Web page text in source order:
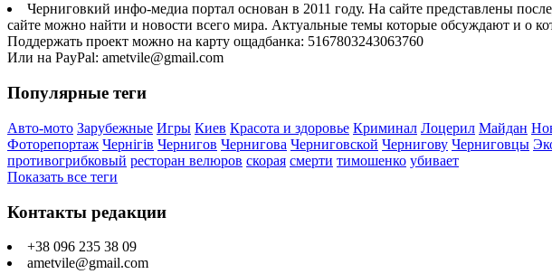
Черниговкий инфо-медиа портал основан в 2011 году. На сайте представлены
сайте можно найти и новости всего мира. Актуальные темы которые обсуждают и о
Поддержать проект можно на карту ощадбанка: 5167803243063760
Или на PayPal: ametvile@gmail.com
Популярные теги
Авто-мото Зарубежные Игры Киев Красота и здоровье Криминал Лоцерил Майдан
Фоторепортаж Чернігів Чернигов Чернигова Черниговской Чернигову Черниговцы
противогрибковый ресторан велюров скорая смерти тимошенко убивает
Показать все теги
Контакты редакции
+38 096 235 38 09
ametvile@gmail.com